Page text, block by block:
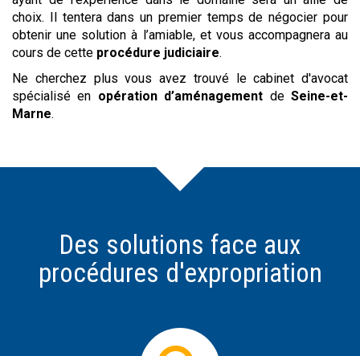
choix. Il tentera dans un premier temps de négocier pour
obtenir une solution à l’amiable, et vous accompagnera au
cours de cette procédure judiciaire.
Ne cherchez plus vous avez trouvé le cabinet d'avocat
spécialisé en opération d’aménagement deSeine-et-
Marne.
Des solutions face aux
procédures d'expropriation